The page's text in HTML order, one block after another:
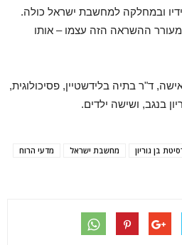
ובמחלקה למחשבת ישראל כולה.
ההשראה הזה עצמו – אותו
ד"ר בתיה בלידשטיין, פסיכולוגית,
בנגב, ושישה ילדים.
בן גוריון מחשבת ישראל
מדעי הרוח